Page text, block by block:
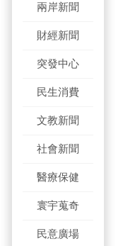
兩岸新聞
財經新聞
突發中心
民生消費
文教新聞
社會新聞
醫療保健
寰宇蒐奇
民意廣場